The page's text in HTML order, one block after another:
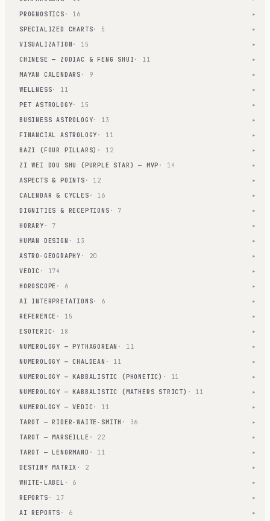
PROGNOSTICS · 16 ▾
SPECIALIZED CHARTS· 5 ▾
VISUALIZATION · 15 ▾
CHINESE — ZODIAC & FENG SHUI · 11 ▾
MAYAN CALENDARS · 9 ▾
WELLNESS· 11 ▾
PET ASTROLOGY· 15 ▾
BUSINESS ASTROLOGY· 13 ▾
FINANCIAL ASTROLOGY · 11 ▾
BAZI (FOUR PILLARS) · 12 ▾
ZI WEI DOU SHU (PURPLE STAR) — MVP · 14 ▾
ASPECTS & POINTS · 12 ▾
CALENDAR & CYCLES · 16 ▾
DIGNITIES & RECEPTIONS · 7 ▾
HORARY · 7 ▾
HUMAN DESIGN · 13 ▾
ASTRO-GEOGRAPHY · 20 ▾
VEDIC · 174 ▾
HOROSCOPE · 6 ▾
AI INTERPRETATIONS· 6 ▾
REFERENCE · 15 ▾
ESOTERIC· 18 ▾
NUMEROLOGY — PYTHAGOREAN · 11 ▾
NUMEROLOGY — CHALDEAN · 11 ▾
NUMEROLOGY — KABBALISTIC (PHONETIC) · 11 ▾
NUMEROLOGY — KABBALISTIC (MATHERS STRICT) · 11 ▾
NUMEROLOGY — VEDIC· 11 ▾
TAROT — RIDER-WAITE-SMITH · 36 ▾
TAROT — MARSEILLE · 22 ▾
TAROT — LENORMAND · 11 ▾
DESTINY MATRIX · 2 ▾
WHITE-LABEL · 6 ▾
REPORTS · 17 ▾
AI REPORTS · 6 ▾